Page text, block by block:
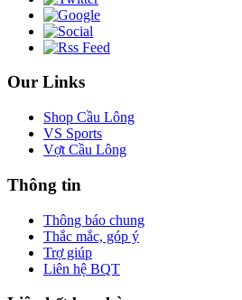
Our Links
Shop Cầu Lông
VS Sports
Vợt Cầu Lông
Thông tin
Thông báo chung
Thắc mắc, góp ý
Trợ giúp
Liên hệ BQT